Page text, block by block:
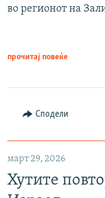
во регионот на
прочитај повеќе
Сподели
март 29, 2026
Хутите